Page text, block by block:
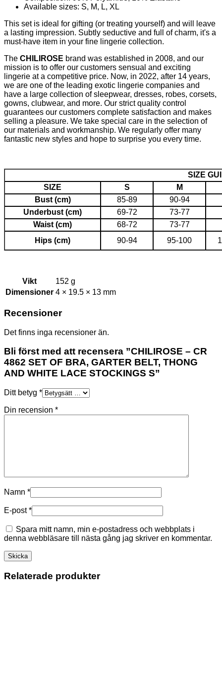
Available sizes: S, M, L, XL
This set is ideal for gifting (or treating yourself) and will leave
a lasting impression. Subtly seductive and full of charm, it's a
must-have item in your fine lingerie collection.
The CHILIROSE brand was established in 2008, and our
mission is to offer our customers sensual and exciting
lingerie at a competitive price. Now, in 2022, after 14 years,
we are one of the leading exotic lingerie companies and
have a large collection of sleepwear, dresses, robes, corsets,
gowns, clubwear, and more. Our strict quality control
guarantees our customers complete satisfaction and makes
selling a pleasure. We take special care in the selection of
our materials and workmanship. We regularly offer many
fantastic new styles and hope to surprise you every time.
SIZE
SIZE
S
M
Bust (cm)
85-89 90-94
Underbust (cm)
69-72 73-77
Waist (cm)
68-72 73-77
Hips (cm)
90-94 95-100
Vikt
152 g
Dimensioner 4 × 19.5 × 13 mm
Recensioner
Det finns inga recensioner än.
Bli först med att recensera ”CHILIROSE – CR
4862 SET OF BRA, GARTER BELT, THONG
AND WHITE LACE STOCKINGS S”
Ditt betyg *
Din recension *
Namn *
E-post*
Spara mitt namn, min e-postadress och webbplats i
denna webbläsare till nästa gång jag skriver en kommentar.
Relaterade produkter